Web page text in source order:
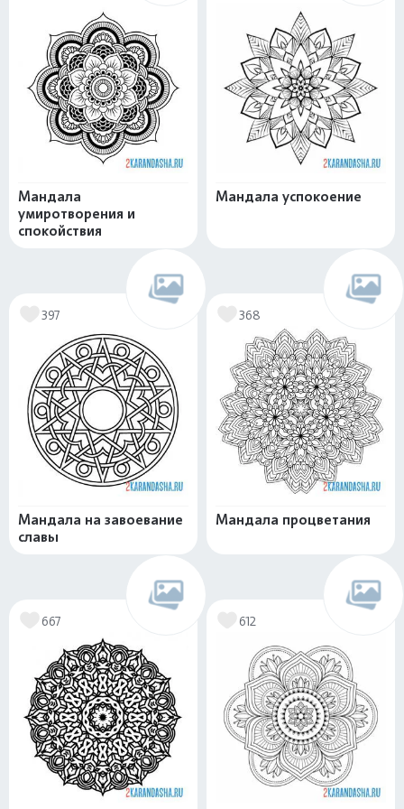
Мандала
умиротворения и
спокойствия
Мандала успокоение
397
Мандала на завоевание
славы
368
Мандала процветания
667 612